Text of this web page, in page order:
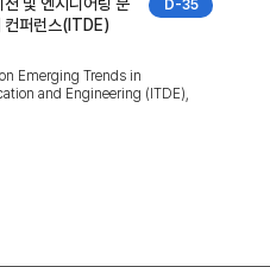
D-35
컨퍼런스(ITDE)
Emerging Trends in
and Engineering (ITDE),